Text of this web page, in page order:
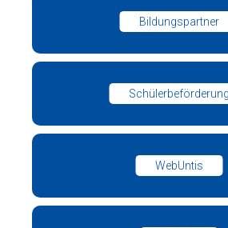
Bildungspartner
Schülerbeförderung
WebUntis